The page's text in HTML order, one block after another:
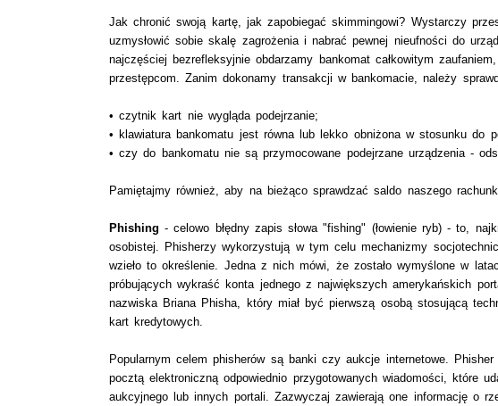
Jak chronić swoją kartę, jak zapobiegać skimmingowi? Wystarczy
uzmysłowić sobie skalę zagrożenia i nabrać pewnej nieufności do
najczęściej bezrefleksyjnie obdarzamy bankomat całkowitym
przestępcom. Zanim dokonamy transakcji w bankomacie, należy
• czytnik kart nie wygląda podejrzanie;
• klawiatura bankomatu jest równa lub lekko obniżona w stosunku do
• czy do bankomatu nie są przymocowane podejrzane urządzenia -
Pamiętajmy również, aby na bieżąco sprawdzać saldo naszego
Phishing - celowo błędny zapis słowa "fishing" (łowienie ryb) - to,
osobistej. Phisherzy wykorzystują w tym celu mechanizmy
wzieło to określenie. Jedna z nich mówi, że zostało wymyślone w
próbujących wykraść konta jednego z największych amerykańskich
nazwiska Briana Phisha, który miał być pierwszą osobą stosującą
kart kredytowych.
Popularnym celem phisherów są banki czy aukcje internetowe.
pocztą elektroniczną odpowiednio przygotowanych wiadomości, które
aukcyjnego lub innych portali. Zazwyczaj zawierają one informację o